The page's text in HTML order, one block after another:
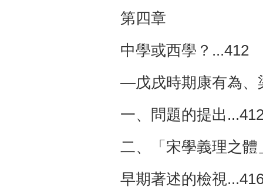
第四章
中學或西學？...412
—戊戌時期康有為、
一、問題的提出
二、「宋學義理之
早期著述的檢視